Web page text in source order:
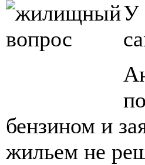
У
бензином и
жильем не